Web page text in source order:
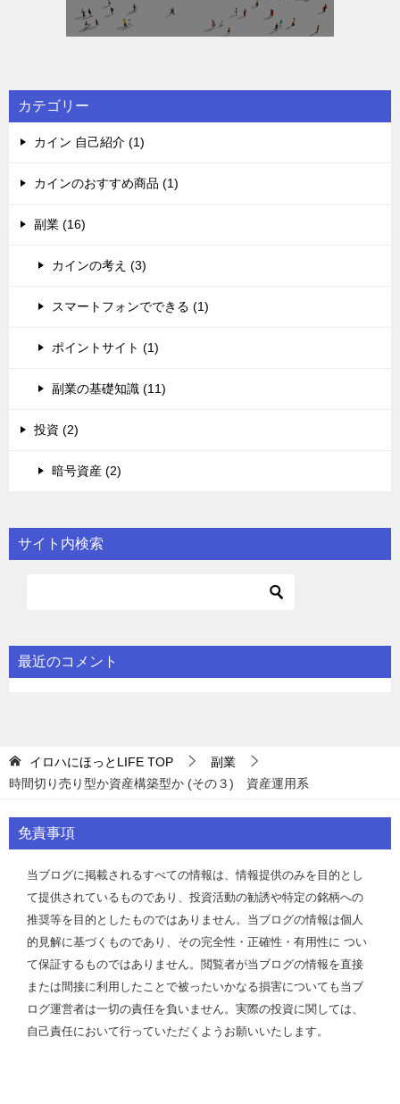
カテゴリー
カイン 自己紹介 (1)
カインのおすすめ商品 (1)
副業 (16)
カインの考え (3)
スマートフォンでできる (1)
ポイントサイト (1)
副業の基礎知識 (11)
投資 (2)
暗号資産 (2)
サイト内検索
最近のコメント
イロハにほっとLIFE TOP
副業
時間切り売り型か資産構築型か (その３) 資産運用系
免責事項
当ブログに掲載されるすべての情報は、情報提供のみを目的とし
て提供されているものであり、投資活動の勧誘や特定の銘柄への
推奨等を目的としたものではありません。当ブログの情報は個人
的見解に基づくものであり、その完全性・正確性・有用性に つい
て保証するものではありません。閲覧者が当ブログの情報を直接
または間接に利用したことで被ったいかなる損害についても当ブ
ログ運営者は一切の責任を負いません。実際の投資に関しては、
自己責任において行っていただくようお願いいたします。